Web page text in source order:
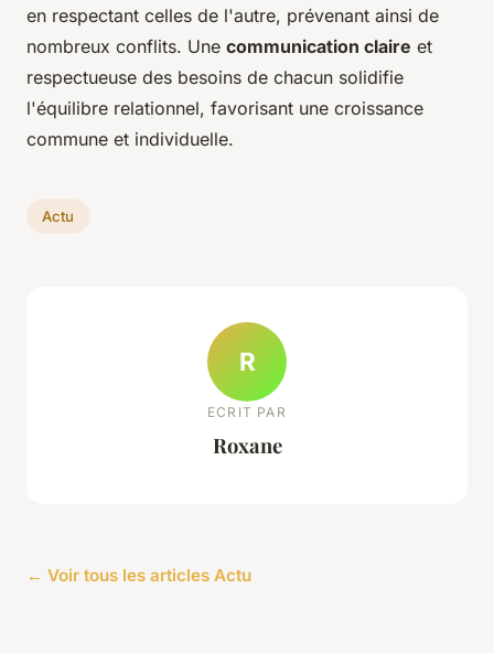
en respectant celles de l'autre, prévenant ainsi de
nombreux conflits. Une communication claire et
respectueuse des besoins de chacun solidifie
l'équilibre relationnel, favorisant une croissance
commune et individuelle.
Actu
R
ECRIT PAR
Roxane
← Voir tous les articles Actu